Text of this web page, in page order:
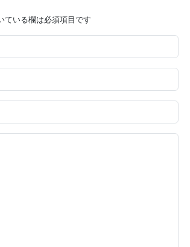
ている欄は必須項目です